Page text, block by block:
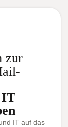
zur
IT
IT auf das